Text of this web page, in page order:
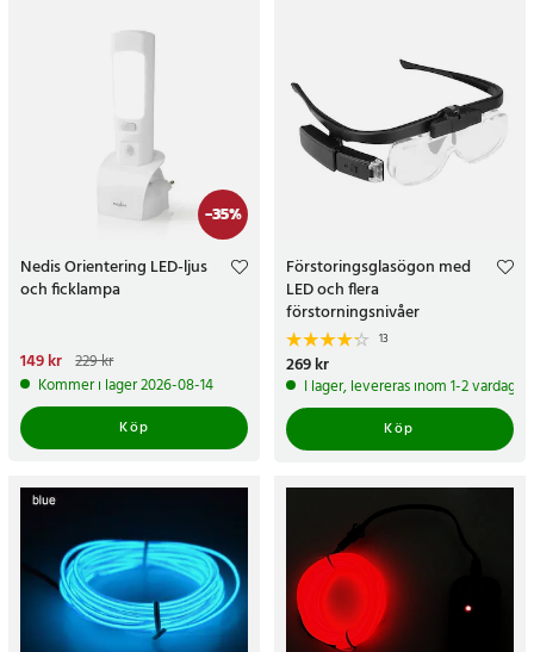
-35%
Nedis Orientering LED-ljus
och ficklampa
Nuvarande pris
pris:229 kr
149 kr 229 kr
Kommer i lager 2026-08-14
Köp
Förstoringsglasögon med
LED och flera
förstorningsnivåer
13
Pris:269 kr
269 kr
I lager, levereras inom 1-2 vardagar
Köp